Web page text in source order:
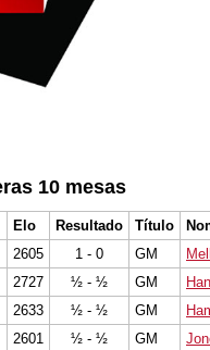
10 mesas
Elo Resultado Título
2605 1 - 0 GM
2727 ½ - ½ GM
2633 ½ - ½ GM
2601 ½ - ½ GM